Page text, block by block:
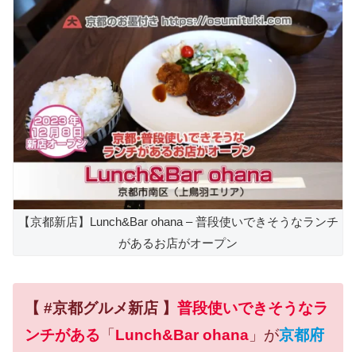
【京都新店】Lunch&Bar ohana – 普段使いできそうなランチ
があるお店がオープン
【 #京都グルメ新店 】 普段使いできそうなラ
ンチがある 「 Lunch&Bar ohana 」が京都府